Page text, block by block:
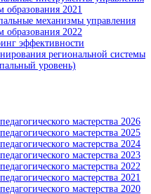
образования 2021
механизмы управления
образования 2022
эффективности
региональной системы
уровень)
мастерства 2026
мастерства 2025
мастерства 2024
мастерства 2023
мастерства 2022
мастерства 2021
мастерства 2020